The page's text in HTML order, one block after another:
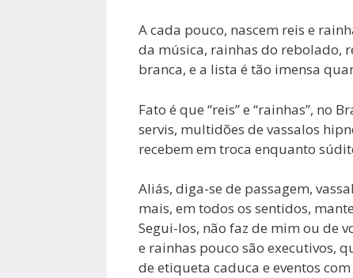
A cada pouco, nascem reis e
da música, rainhas do rebolado,
branca, e a lista é tão imensa
Fato é que “reis” e “rainhas”, no
servis, multidões de vassalos
recebem em troca enquanto
Aliás, diga-se de passagem,
mais, em todos os sentidos,
Segui-los, não faz de mim ou de
e rainhas pouco são executivos,
de etiqueta caduca e eventos